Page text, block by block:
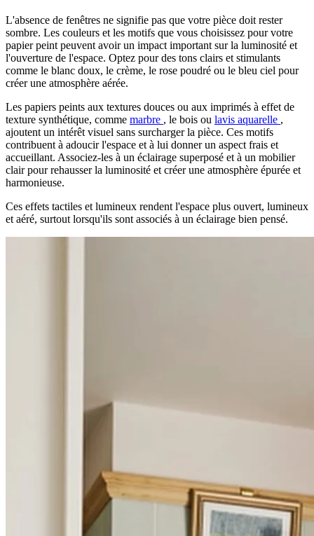
L'absence de fenêtres ne signifie pas que votre pièce doit rester
sombre. Les couleurs et les motifs que vous choisissez pour votre
papier peint peuvent avoir un impact important sur la luminosité et
l'ouverture de l'espace. Optez pour des tons clairs et stimulants
comme le blanc doux, le crème, le rose poudré ou le bleu ciel pour
créer une atmosphère aérée.
Les papiers peints aux textures douces ou aux imprimés à effet de
texture synthétique, comme marbre , le bois ou lavis aquarelle ,
ajoutent un intérêt visuel sans surcharger la pièce. Ces motifs
contribuent à adoucir l'espace et à lui donner un aspect frais et
accueillant. Associez-les à un éclairage superposé et à un mobilier
clair pour rehausser la luminosité et créer une atmosphère épurée et
harmonieuse.
Ces effets tactiles et lumineux rendent l'espace plus ouvert, lumineux
et aéré, surtout lorsqu'ils sont associés à un éclairage bien pensé.